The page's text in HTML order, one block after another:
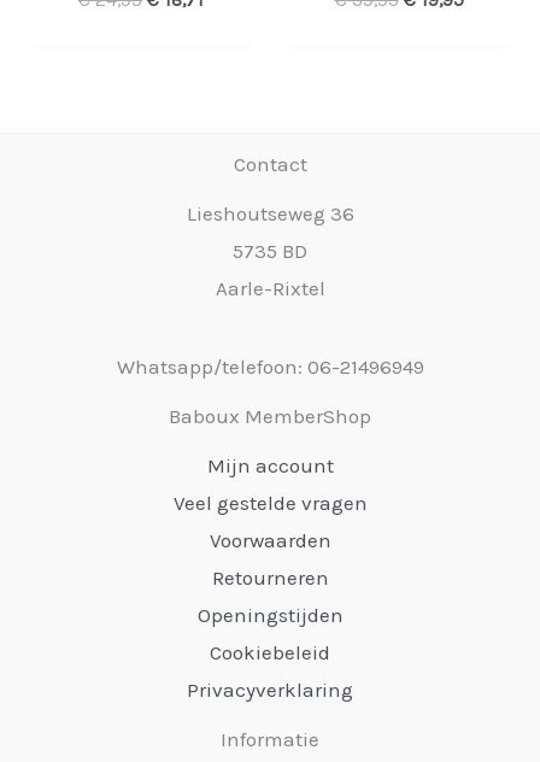
Contact
Lieshoutseweg 36
5735 BD
Aarle-Rixtel
Whatsapp/telefoon: 06-21496949
Baboux MemberShop
Mijn account
Veel gestelde vragen
Voorwaarden
Retourneren
Openingstijden
Cookiebeleid
Privacyverklaring
Informatie